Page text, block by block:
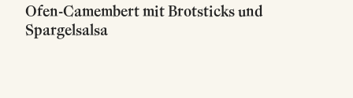
Ofen-Camembert mit Brotsticks und
Spargelsalsa